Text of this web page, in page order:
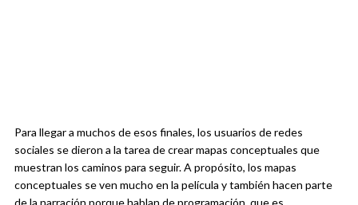
Para llegar a muchos de esos finales, los usuarios de redes
sociales se dieron a la tarea de crear mapas conceptuales que
muestran los caminos para seguir. A propósito, los mapas
conceptuales se ven mucho en la película y también hacen parte